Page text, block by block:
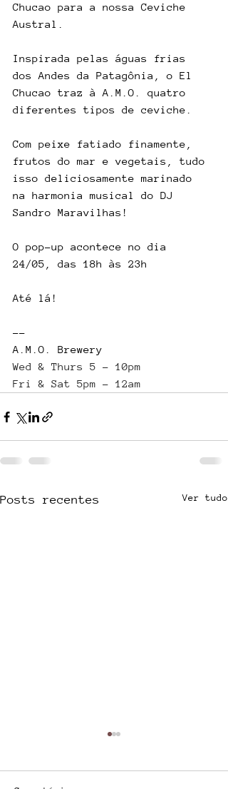
Chucao para a nossa Ceviche
Austral.
Inspirada pelas águas frias
dos Andes da Patagônia, o El
Chucao traz à A.M.O. quatro
diferentes tipos de ceviche.
Com peixe fatiado finamente,
frutos do mar e vegetais, tudo
isso deliciosamente marinado
na harmonia musical do DJ
Sandro Maravilhas!
O pop-up acontece no dia
24/05, das 18h às 23h
Até lá!
--
A.M.O. Brewery
Wed & Thurs 5 - 10pm
Fri & Sat 5pm - 12am
Posts recentes Ver tudo